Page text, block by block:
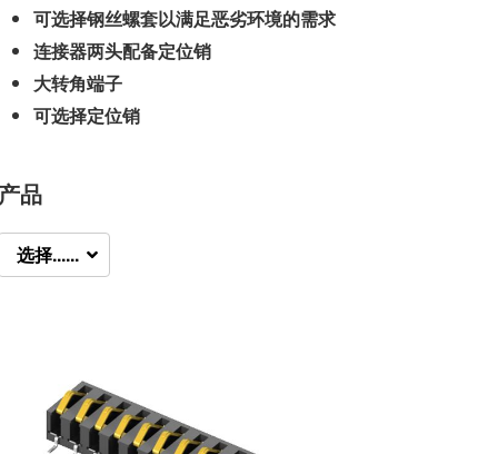
可选择钢丝螺套以满足恶劣环境的需求
连接器两头配备定位销
大转角端子
可选择定位销
品
选择......